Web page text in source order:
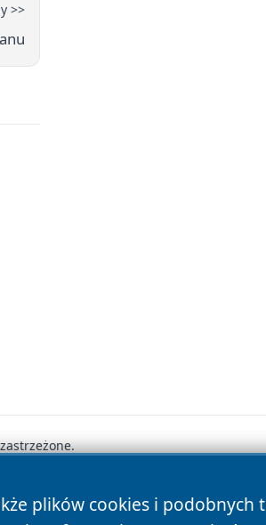
>>
plików cookies i
Cookies